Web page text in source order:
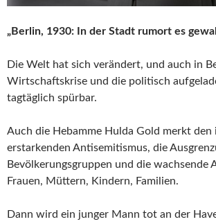
„Berlin, 1930: In der Stadt rumort es
Die Welt hat sich verändert, und auch in
Wirtschaftskrise und die politisch
tagtäglich spürbar.
Auch die Hebamme Hulda Gold merkt den
erstarkenden Antisemitismus, die
Bevölkerungsgruppen und die wachsende
Frauen, Müttern, Kindern, Familien.
Dann wird ein junger Mann tot an der